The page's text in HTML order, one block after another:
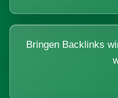
Bringen Backlinks